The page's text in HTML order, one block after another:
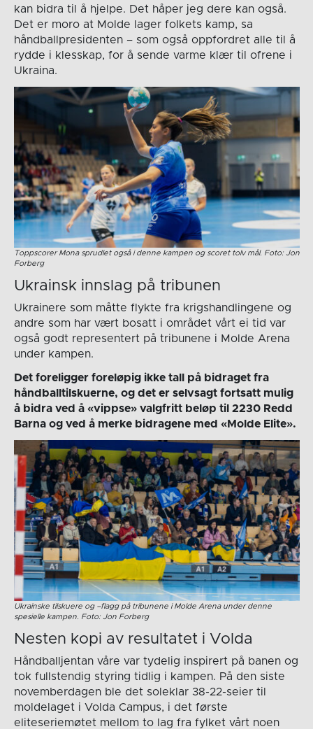
kan bidra til å hjelpe. Det håper jeg dere kan også.
Det er moro at Molde lager folkets kamp, sa
håndballpresidenten – som også oppfordret alle til å
rydde i klesskap, for å sende varme klær til ofrene i
Ukraina.
Toppscorer Mona sprudlet også i denne kampen og scoret tolv mål. Foto: Jon
Forberg
Ukrainsk innslag på tribunen
Ukrainere som måtte flykte fra krigshandlingene og
andre som har vært bosatt i området vårt ei tid var
også godt representert på tribunene i Molde Arena
under kampen.
Det foreligger foreløpig ikke tall på bidraget fra
håndballtilskuerne, og det er selvsagt fortsatt mulig
å bidra ved å «vippse» valgfritt beløp til 2230 Redd
Barna og ved å merke bidragene med «Molde Elite».
Ukrainske tilskuere og –flagg på tribunene i Molde Arena under denne
spesielle kampen. Foto: Jon Forberg
Nesten kopi av resultatet i Volda
Håndballjentan våre var tydelig inspirert på banen og
tok fullstendig styring tidlig i kampen. På den siste
novemberdagen ble det soleklar 38-22-seier til
moldelaget i Volda Campus, i det første
eliteseriemøtet mellom to lag fra fylket vårt noen